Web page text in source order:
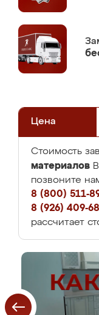
Цена
Стоимость
материалов
позвоните
8 (800) 511-
8 (926) 409-
рассчитает